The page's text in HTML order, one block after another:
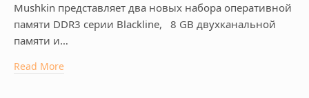
Mushkin представляет два новых набора оперативной
памяти DDR3 серии Blackline, 8 GB двухканальной
памяти и…
Read More